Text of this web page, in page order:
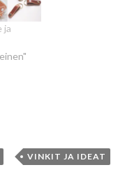
ja
, VINKIT JA IDEAT